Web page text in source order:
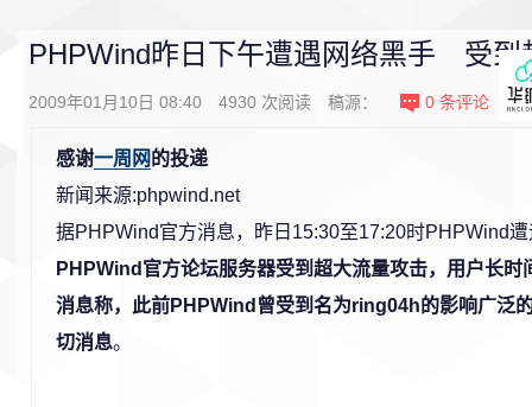
PHPWind昨日下午遭遇网络黑手 受到
2009年01月10日 08:40 4930 次阅读 稿源： 0 条评论
感谢一周网的投递
新闻来源:phpwind.net
据PHPWind官方消息，昨日15:30至17:20时PHPWind
PHPWind官方论坛服务器受到超大流量攻击，用户长时
消息称，此前PHPWind曾受到名为ring04h的影响广泛
切消息。